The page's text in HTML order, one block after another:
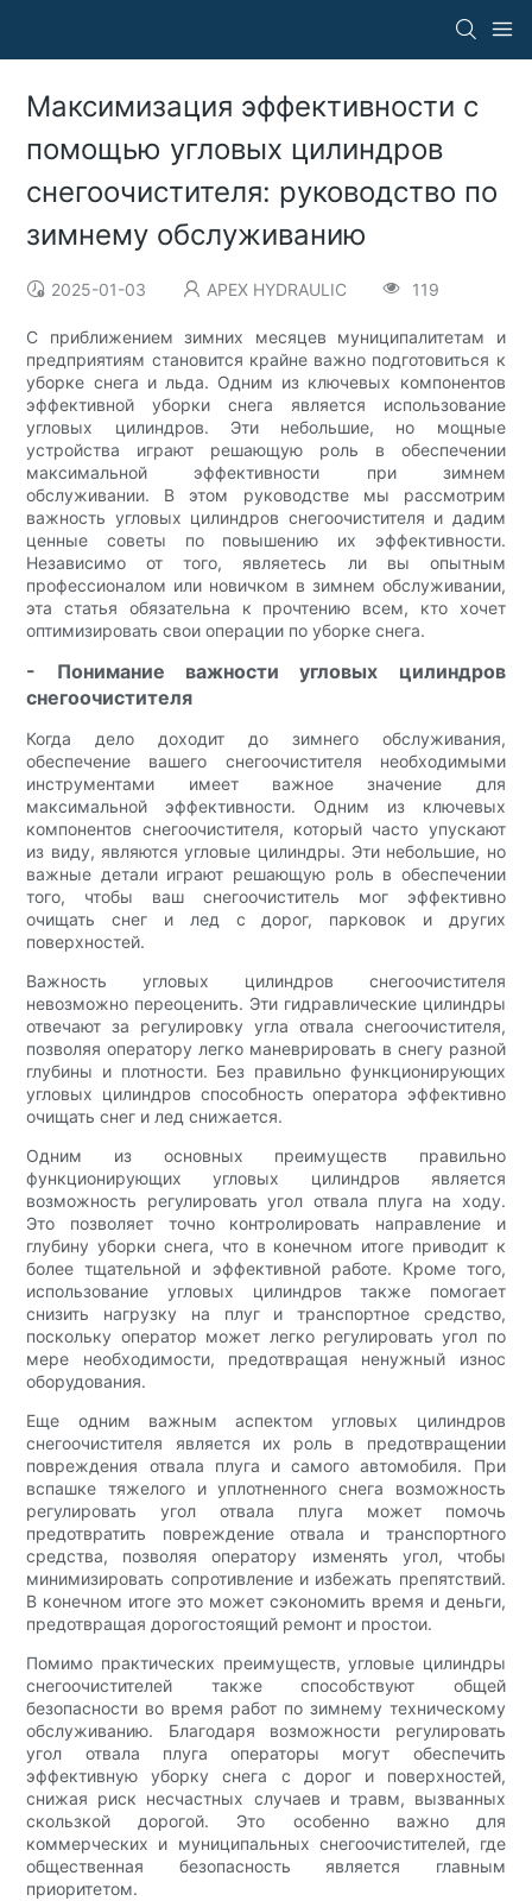
Максимизация эффективности с
помощью угловых цилиндров
снегоочистителя: руководство по
зимнему обслуживанию
2025-01-03 APEX HYDRAULIC 119
С приближением зимних месяцев муниципалитетам и
предприятиям становится крайне важно подготовиться к
уборке снега и льда. Одним из ключевых компонентов
эффективной уборки снега является использование
угловых цилиндров. Эти небольшие, но мощные
устройства играют решающую роль в обеспечении
максимальной эффективности при зимнем
обслуживании. В этом руководстве мы рассмотрим
важность угловых цилиндров снегоочистителя и дадим
ценные советы по повышению их эффективности.
Независимо от того, являетесь ли вы опытным
профессионалом или новичком в зимнем обслуживании,
эта статья обязательна к прочтению всем, кто хочет
оптимизировать свои операции по уборке снега.
- Понимание важности угловых цилиндров
снегоочистителя
Когда дело доходит до зимнего обслуживания,
обеспечение вашего снегоочистителя необходимыми
инструментами имеет важное значение для
максимальной эффективности. Одним из ключевых
компонентов снегоочистителя, который часто упускают
из виду, являются угловые цилиндры. Эти небольшие, но
важные детали играют решающую роль в обеспечении
того, чтобы ваш снегоочиститель мог эффективно
очищать снег и лед с дорог, парковок и других
поверхностей.
Важность угловых цилиндров снегоочистителя
невозможно переоценить. Эти гидравлические цилиндры
отвечают за регулировку угла отвала снегоочистителя,
позволяя оператору легко маневрировать в снегу разной
глубины и плотности. Без правильно функционирующих
угловых цилиндров способность оператора эффективно
очищать снег и лед снижается.
Одним из основных преимуществ правильно
функционирующих угловых цилиндров является
возможность регулировать угол отвала плуга на ходу.
Это позволяет точно контролировать направление и
глубину уборки снега, что в конечном итоге приводит к
более тщательной и эффективной работе. Кроме того,
использование угловых цилиндров также помогает
снизить нагрузку на плуг и транспортное средство,
поскольку оператор может легко регулировать угол по
мере необходимости, предотвращая ненужный износ
оборудования.
Еще одним важным аспектом угловых цилиндров
снегоочистителя является их роль в предотвращении
повреждения отвала плуга и самого автомобиля. При
вспашке тяжелого и уплотненного снега возможность
регулировать угол отвала плуга может помочь
предотвратить повреждение отвала и транспортного
средства, позволяя оператору изменять угол, чтобы
минимизировать сопротивление и избежать препятствий.
В конечном итоге это может сэкономить время и деньги,
предотвращая дорогостоящий ремонт и простои.
Помимо практических преимуществ, угловые цилиндры
снегоочистителей также способствуют общей
безопасности во время работ по зимнему техническому
обслуживанию. Благодаря возможности регулировать
угол отвала плуга операторы могут обеспечить
эффективную уборку снега с дорог и поверхностей,
снижая риск несчастных случаев и травм, вызванных
скользкой дорогой. Это особенно важно для
коммерческих и муниципальных снегоочистителей, где
общественная безопасность является главным
приоритетом.